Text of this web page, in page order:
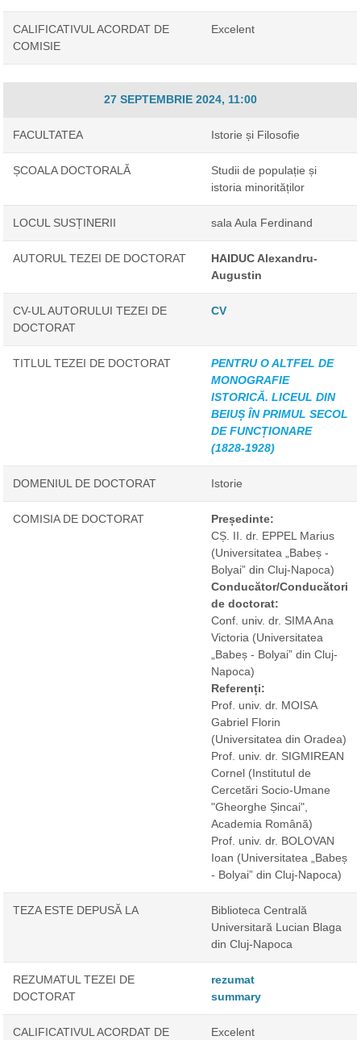
CALIFICATIVUL ACORDAT DE
COMISIE
Excelent
27 SEPTEMBRIE 2024, 11:00
FACULTATEA Istorie și Filosofie
ȘCOALA DOCTORALĂ
Studii de populație și
istoria minorităților
LOCUL SUSȚINERII sala Aula Ferdinand
AUTORUL TEZEI DE DOCTORAT
HAIDUC Alexandru-
Augustin
CV-UL AUTORULUI TEZEI DE
DOCTORAT
CV
TITLUL TEZEI DE DOCTORAT
PENTRU O ALTFEL DE
MONOGRAFIE
ISTORICĂ. LICEUL DIN
BEIUȘ ÎN PRIMUL SECOL
DE FUNCȚIONARE
(1828-1928)
DOMENIUL DE DOCTORAT Istorie
COMISIA DE DOCTORAT
Președinte:
CȘ. II. dr. EPPEL Marius
(Universitatea „Babeș -
Bolyai” din Cluj-Napoca)
Conducător/Conducători
de doctorat:
Conf. univ. dr. SIMA Ana
Victoria (Universitatea
„Babeș - Bolyai” din Cluj-
Napoca)
Referenți:
Prof. univ. dr. MOISA
Gabriel Florin
(Universitatea din Oradea)
Prof. univ. dr. SIGMIREAN
Cornel (Institutul de
Cercetări Socio-Umane
"Gheorghe Șincai",
Academia Română)
Prof. univ. dr. BOLOVAN
Ioan (Universitatea „Babeș
- Bolyai” din Cluj-Napoca)
TEZA ESTE DEPUSĂ LA
Biblioteca Centrală
Universitară Lucian Blaga
din Cluj-Napoca
REZUMATUL TEZEI DE
DOCTORAT
rezumat
summary
CALIFICATIVUL ACORDAT DE
Excelent